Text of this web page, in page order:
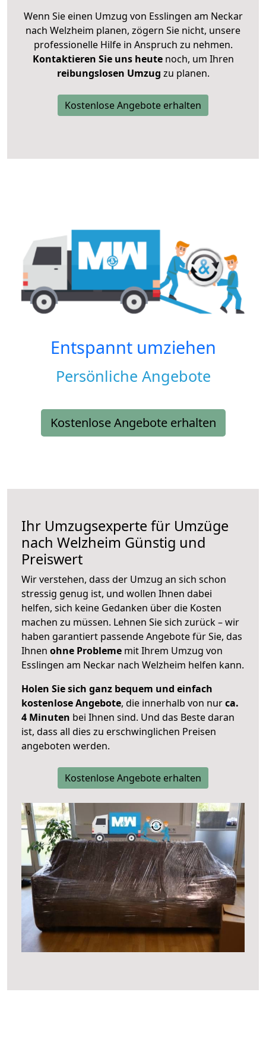
Wenn Sie einen Umzug von Esslingen am Neckar
nach Welzheim planen, zögern Sie nicht, unsere
professionelle Hilfe in Anspruch zu nehmen.
Kontaktieren Sie uns heutenoch, um Ihren
reibungslosen Umzug zu planen.
Kostenlose Angebote erhalten
Entspannt umziehen
Persönliche Angebote
Kostenlose Angebote erhalten
Ihr Umzugsexperte für Umzüge
nach Welzheim Günstig und
Preiswert
Wir verstehen, dass der Umzug an sich schon
stressig genug ist, und wollen Ihnen dabei
helfen, sich keine Gedanken über die Kosten
machen zu müssen. Lehnen Sie sich zurück – wir
haben garantiert passende Angebote für Sie, das
Ihnen ohne Probleme mit Ihrem Umzug von
Esslingen am Neckar nach Welzheim helfen kann.
Holen Sie sich ganz bequem und einfach
kostenlose Angebote, die innerhalb von nurca.
4 Minuten bei Ihnen sind. Und das Beste daran
ist, dass all dies zu erschwinglichen Preisen
angeboten werden.
Kostenlose Angebote erhalten